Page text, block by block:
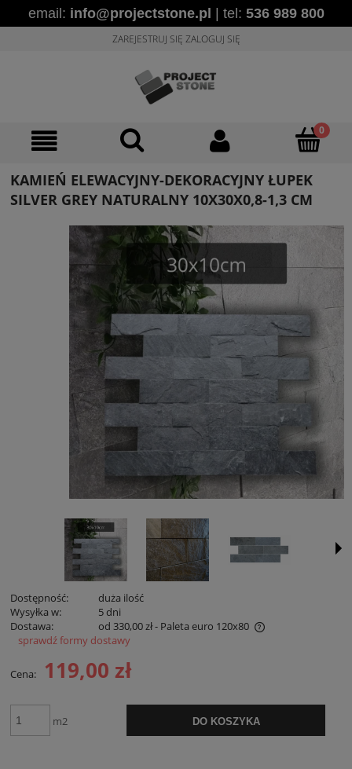
email: info@projectstone.pl | tel: 536 989 800
ZAREJESTRUJ SIĘ ZALOGUJ SIĘ
KAMIEŃ ELEWACYJNY-DEKORACYJNY ŁUPEK
SILVER GREY NATURALNY 10X30X0,8-1,3 CM
Dostępność:
duża ilość
Wysyłka w:
5 dni
Dostawa:
od 330,00 zł- Paleta euro 120x80
Cena nie zawiera ewentualnych kosztów płatności
sprawdź formy dostawy
Cena: 119,00 zł
m2 DO KOSZYKA